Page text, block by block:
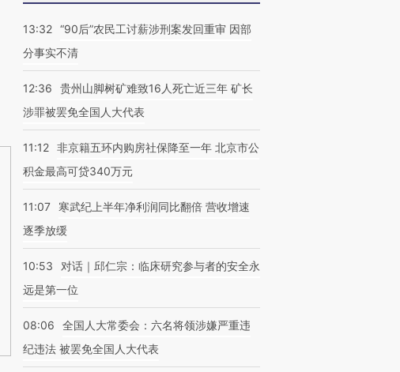
13:32 “90后”农民工讨薪涉刑案发回重审 因部
分事实不清
12:36
贵州山脚树矿难致16人死亡近三年 矿长
涉罪被罢免全国人大代表
11:12 非京籍五环内购房社保降至一年 北京市公
积金最高可贷340万元
11:07
寒武纪上半年净利润同比翻倍 营收增速
逐季放缓
10:53
对话｜邱仁宗：临床研究参与者的安全永
远是第一位
08:06
全国人大常委会：六名将领涉嫌严重违
纪违法 被罢免全国人大代表